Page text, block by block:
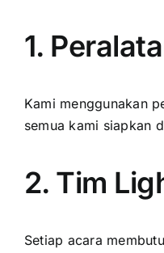
1.
Kami menggunakan
semua kami siapkan
2. Tim
Setiap acara